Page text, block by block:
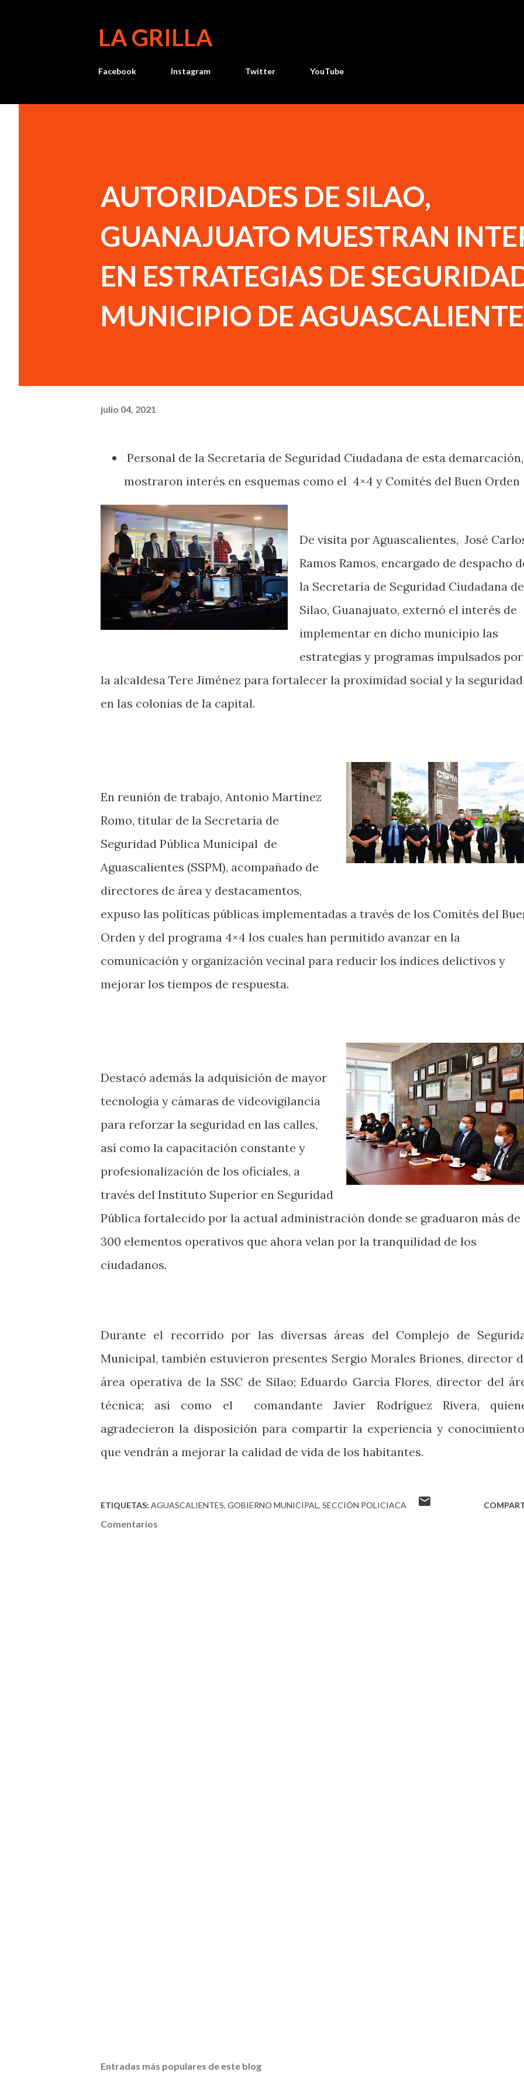
LA GRILLA
Facebook Instagram Twitter YouTube
AUTORIDADES DE SILAO,
GUANAJUATO MUESTRAN
EN ESTRATEGIAS DE
MUNICIPIO DE
julio 04, 2021
Personal de la Secretaría de Seguridad Ciudadana de esta demarcación,
mostraron interés en esquemas como el 4×4 y Comités del Buen Orden
De visita por Aguascalientes, José
Ramos Ramos, encargado de despacho
la Secretaría de Seguridad Ciudadana de
Silao, Guanajuato, externó el interés de
implementar en dicho municipio las
estrategias y programas impulsados por
la alcaldesa Tere Jiménez para fortalecer la proximidad social y la seguridad
en las colonias de la capital.
En reunión de trabajo, Antonio Martínez
Romo, titular de la Secretaría de
Seguridad Pública Municipal de
Aguascalientes (SSPM), acompañado de
directores de área y destacamentos,
expuso las políticas públicas implementadas a través de los Comités del
Orden y del programa 4×4 los cuales han permitido avanzar en la
comunicación y organización vecinal para reducir los índices delictivos y
mejorar los tiempos de respuesta.
Destacó además la adquisición de mayor
tecnología y cámaras de videovigilancia
para reforzar la seguridad en las calles,
así como la capacitación constante y
profesionalización de los oficiales, a
través del Instituto Superior en Seguridad
Pública fortalecido por la actual administración donde se graduaron más de
300 elementos operativos que ahora velan por la tranquilidad de los
ciudadanos.
Durante el recorrido por las diversas áreas del Complejo de
Municipal, también estuvieron presentes Sergio Morales Briones, director
área operativa de la SSC de Silao; Eduardo García Flores, director del
técnica; así como el comandante Javier Rodríguez Rivera,
agradecieron la disposición para compartir la experiencia y
que vendrán a mejorar la calidad de vida de los habitantes.
ETIQUETAS: AGUASCALIENTES GOBIERNO MUNICIPAL SECCIÓN POLICIACA
Comentarios
Entradas más populares de este blog